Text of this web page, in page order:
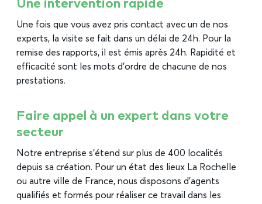
Une fois que vous avez pris contact avec un de nos
experts, la visite se fait dans un délai de 24h. Pour la
remise des rapports, il est émis après 24h. Rapidité et
efficacité sont les mots d’ordre de chacune de nos
prestations.
Faire appel à un expert dans votre
secteur
Notre entreprise s’étend sur plus de 400 localités
depuis sa création. Pour un état des lieux La Rochelle
ou autre ville de France, nous disposons d’agents
qualifiés et formés pour réaliser ce travail dans les